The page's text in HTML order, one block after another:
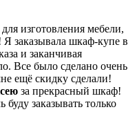
изготовления мебели,
заказывала шкаф-купе в
и заканчивая
Все было сделано очень
ещё скидку сделали!
за прекрасный шкаф!
заказывать только